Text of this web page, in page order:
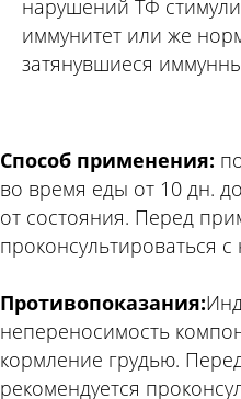
нарушений ТФ
иммунитет или же
затянувшиеся
Способ применения:
во время еды от 10 дн.
от состояния. Перед
проконсультироваться
Противопоказания:
непереносимость
кормление грудью.
рекомендуется